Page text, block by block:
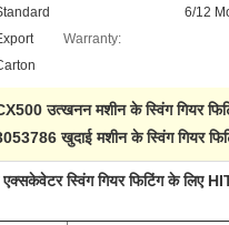
Warranty:
6/12
उत्खनन मशीन के स्विंग गियर
खुदाई मशीन के स्विंग गियर
स्विंग गियर फिटिंग के